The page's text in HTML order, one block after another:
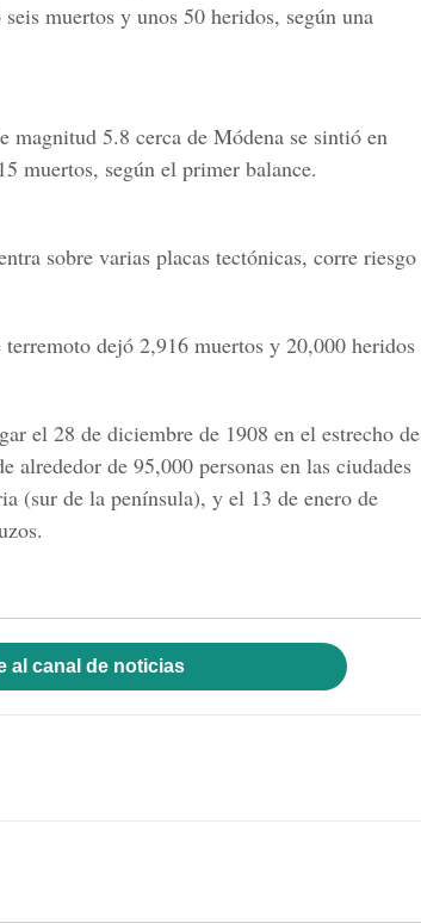
muertos y unos 50 heridos, según una
magnitud 5.8 cerca de Módena se sintió en
muertos, según el primer balance.
sobre varias placas tectónicas, corre riesgo
dejó 2,916 muertos y 20,000 heridos
el 28 de diciembre de 1908 en el estrecho de
alrededor de 95,000 personas en las ciudades
(sur de la península), y el 13 de enero de
al canal de noticias